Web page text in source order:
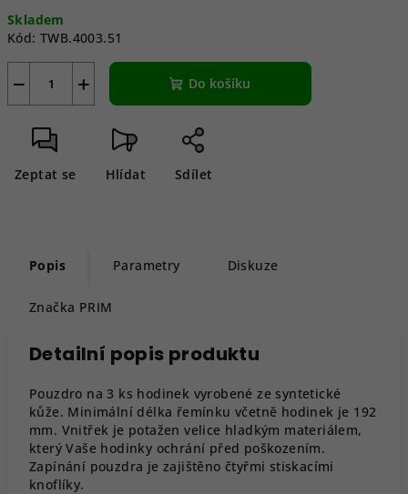
cena:
Skladem
Kód: TWB.4003.51
+
− Do košíku
Zeptat se Hlídat Sdílet
Popis Parametry Diskuze
Značka PRIM
Detailní popis produktu
Pouzdro na 3 ks hodinek vyrobené ze syntetické
kůže. Minimální délka řemínku včetně hodinek je 192
mm. Vnitřek je potažen velice hladkým materiálem,
který Vaše hodinky ochrání před poškozením.
Zapínání pouzdra je zajištěno čtyřmi stiskacími
knoflíky.